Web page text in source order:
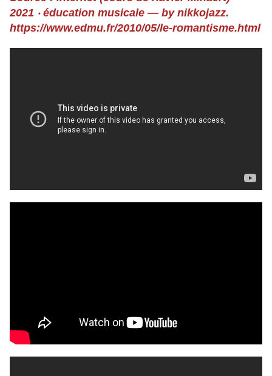
2021 ‧ éducation musicale — by nikkojazz.
https://www.edmu.fr/2010/05/le-romantisme.html